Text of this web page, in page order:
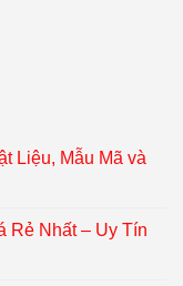
Liệu, Mẫu Mã và
Rẻ Nhất – Uy Tín